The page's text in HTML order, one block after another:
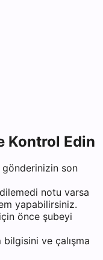
Kontrol Edin
gönderinizin son
notu varsa
yapabilirsiniz.
önce şubeyi
ve çalışma